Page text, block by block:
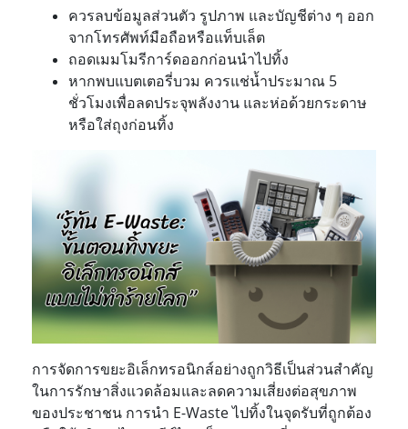
ควรลบข้อมูลส่วนตัว รูปภาพ และบัญชีต่าง ๆ ออก
จากโทรศัพท์มือถือหรือแท็บเล็ต
ถอดเมมโมรีการ์ดออกก่อนนำไปทิ้ง
หากพบแบตเตอรี่บวม ควรแช่น้ำประมาณ 5
ชั่วโมงเพื่อลดประจุพลังงาน และห่อด้วยกระดาษ
หรือใส่ถุงก่อนทิ้ง
การจัดการขยะอิเล็กทรอนิกส์อย่างถูกวิธีเป็นส่วนสำคัญ
ในการรักษาสิ่งแวดล้อมและลดความเสี่ยงต่อสุขภาพ
ของประชาชน การนำ E-Waste ไปทิ้งในจุดรับที่ถูกต้อง